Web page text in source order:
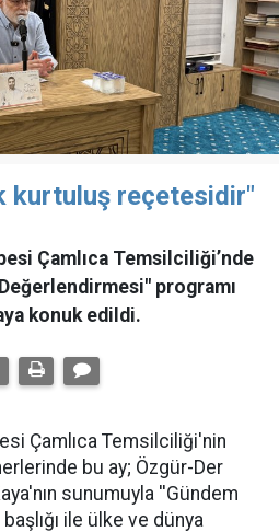
kurtuluş reçetesidir"
Çamlıca Temsilciliği’nde
programı
konuk edildi.
Çamlıca Temsilciliği'nin
bu ay; Özgür-Der
sunumuyla ''Gündem
ile ülke ve dünya